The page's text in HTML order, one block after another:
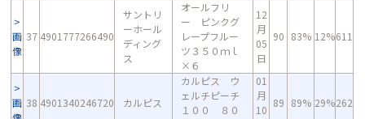
画
像
37 4901777266490
サントリ
ーホール
ディング
ス
オールフリ
ー ピンクグ
レープフルー
ツ３５０ｍｌ
×６
12
月
05
日
90 83% 12%611
画 38 4901340246720 カルピス
カルピス ウ
ェルチピーチ
１００ ８０
01
月
10
89 89% 29%262